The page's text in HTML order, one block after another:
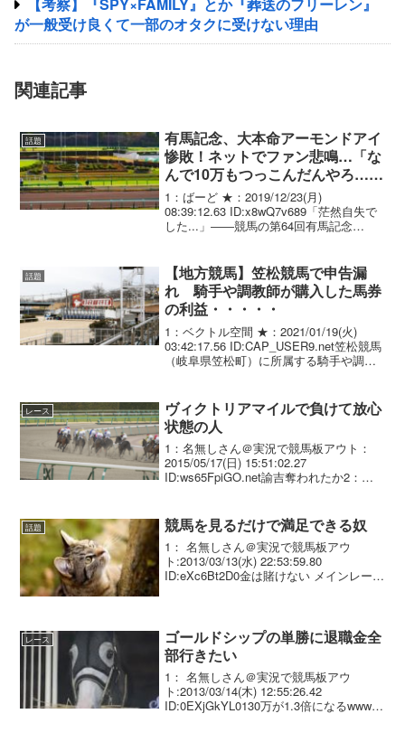
が一般受け良くて一部のオタクに受けない理由
関連記事
話題
有馬記念、大本命アーモンドアイ
惨敗！ネットでファン悲鳴…「な
んで10万もつっこんだんやろ…」
「助けて下さい」
1：ばーど ★：2019/12/23(月)
08:39:12.63 ID:x8wQ7v689「茫然自失で
した...」――競馬の第64回有馬記念
た一方、大本命のアーモ...
話題
【地方競馬】笠松競馬で申告漏
れ 騎手や調教師が購入した馬券
の利益・・・・・
1：ベクトル空間 ★：2021/01/19(火)
03:42:17.56 ID:CAP_USER9.net笠松競馬
（岐阜県笠松町）に所属する騎手や調教
の申告漏れ...
レース
ヴィクトリアマイルで負けて放心
状態の人
1：名無しさん＠実況で競馬板アウト：
2015/05/17(日) 15:51:02.27
ID:ws65FpiGO.net諭吉奪われたか2：名
話題 競馬を見るだけで満足できる奴
1： 名無しさん＠実況で競馬板アウ
ト:2013/03/13(水) 22:53:59.80
ID:eXc6Bt2D0金は賭けない メインレース
レース
ゴールドシップの単勝に退職金全
部行きたい
1： 名無しさん＠実況で競馬板アウ
ト:2013/03/14(木) 12:55:26.42
ID:0EXjGkYL0130万が1.3倍になるwwww